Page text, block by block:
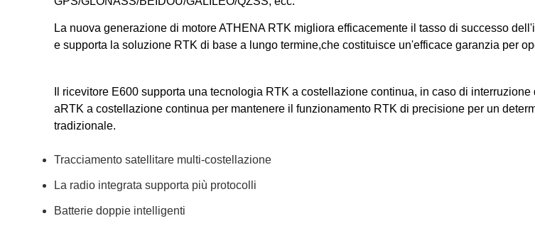
La nuova generazione di motore ATHENA RTK migliora efficacemente il tasso di successo
e supporta la soluzione RTK di base a lungo termine,che costituisce un'efficace garanzia per
Il ricevitore E600 supporta una tecnologia RTK a costellazione continua, in caso di
aRTK a costellazione continua per mantenere il funzionamento RTK di precisione per un
tradizionale.
Tracciamento satellitare multi-costellazione
La radio integrata supporta più protocolli
Batterie doppie intelligenti